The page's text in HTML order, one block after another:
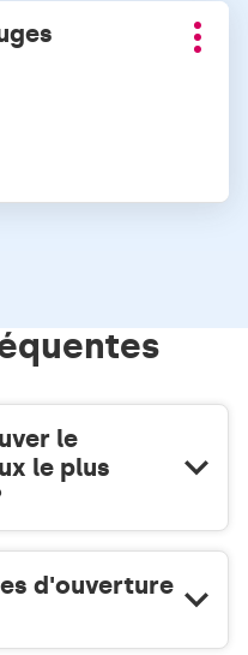
Plus
le
le plus
d'ouverture